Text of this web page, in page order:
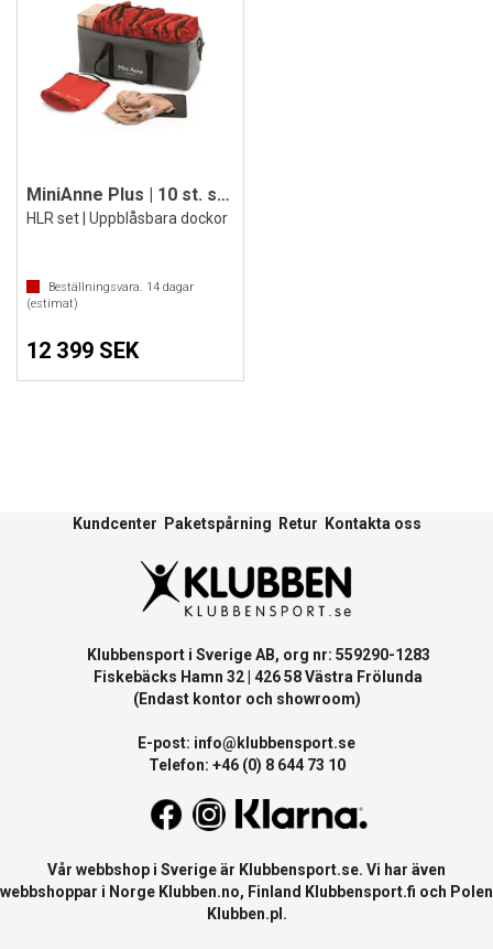
MiniAnne Plus | 10 st. set
HLR set | Uppblåsbara dockor
Beställningsvara. 14 dagar
(estimat)
12 399 SEK
Kundcenter Paketspårning Retur Kontakta oss
Klubbensport i Sverige AB, org nr: 559290-1283
Fiskebäcks Hamn 32 | 426 58 Västra Frölunda
(Endast kontor och showroom)
E-post: info@klubbensport.se
Telefon: +46 (0) 8 644 73 10
Vår webbshop i Sverige är Klubbensport.se. Vi har även
webbshoppar i Norge Klubben.no, Finland Klubbensport.fi och Polen
Klubben.pl .